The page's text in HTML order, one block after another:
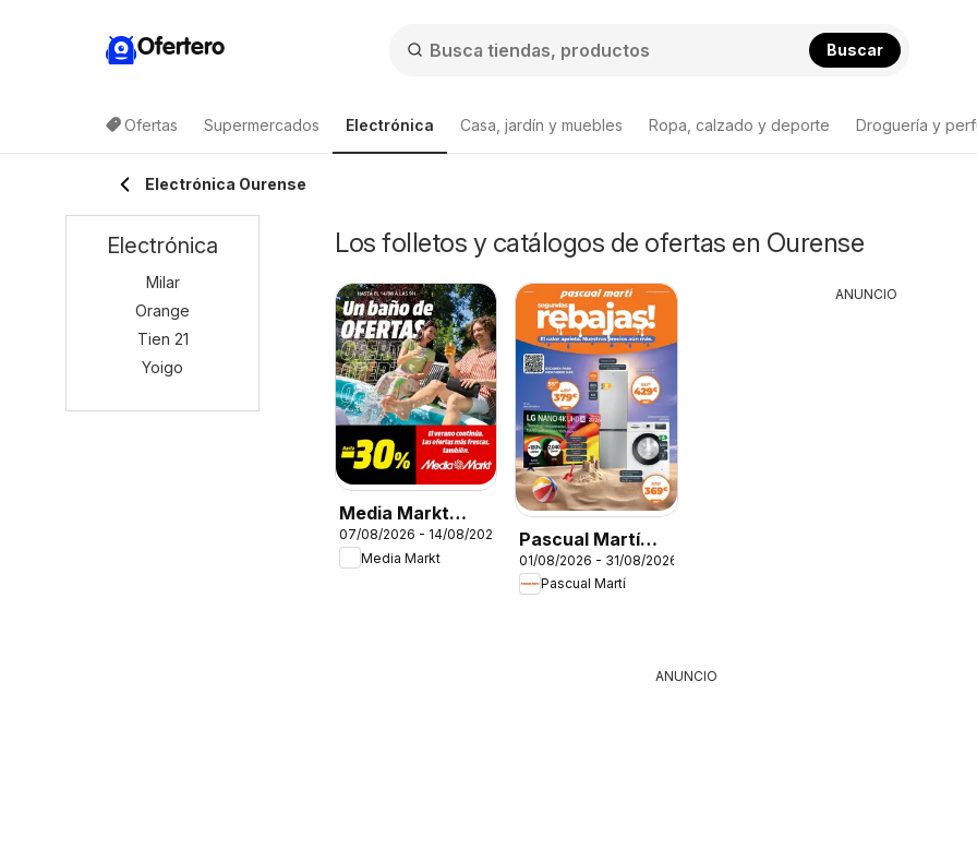
Ofertero Buscar
Ofertas Supermercados Electrónica Casa, jardín y muebles Ropa, calzado y deporte Droguería y
Electrónica Ourense
Los folletos y catálogos de ofertas en Ourense
Media Markt
Folleto
07/08/2026 - 14/08/2026
Media Markt
Pascual Martí
Folleto
01/08/2026 - 31/08/2026
Pascual Martí
ANUNCIO
ANUNCIO
Electrónica
Milar
Orange
Tien 21
Yoigo